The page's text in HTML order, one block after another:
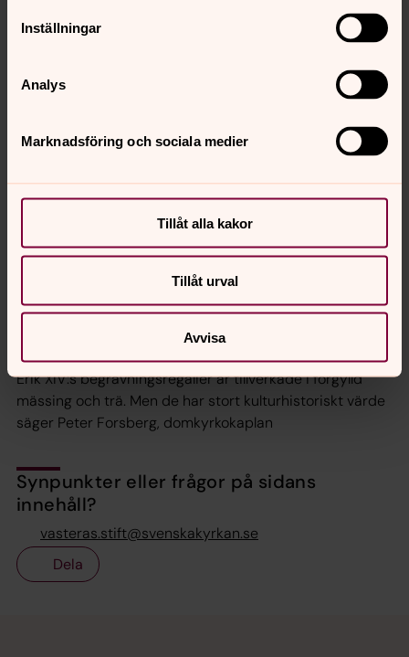
Inställningar
Analys
Marknadsföring och sociala medier
Tillåt alla kakor
Tillåt urval
Avvisa
Erik XIV:s begravningsregalier är tillverkade i förgylld
mässing och trä. Men de har stort kulturhistoriskt värde
säger Peter Forsberg, domkyrkokaplan
Synpunkter eller frågor på sidans
innehåll?
vasteras.stift@svenskakyrkan.se
Dela